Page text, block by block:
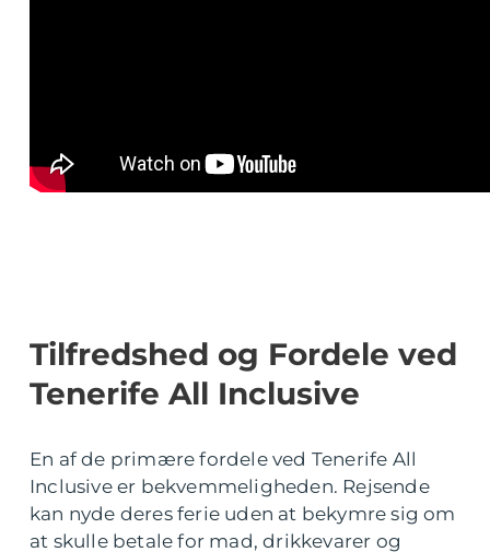
Tilfredshed og Fordele ved
Tenerife All Inclusive
En af de primære fordele ved Tenerife All
Inclusive er bekvemmeligheden. Rejsende
kan nyde deres ferie uden at bekymre sig om
at skulle betale for mad, drikkevarer og